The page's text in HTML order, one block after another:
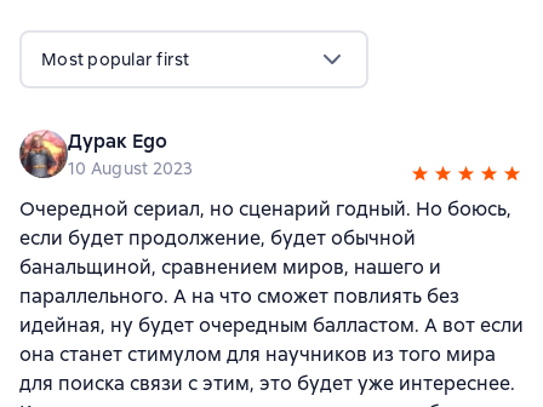
Most popular first
Дурак Ego
10 August 2023
Очередной сериал, но сценарий годный. Но боюсь,
если будет продолжение, будет обычной
банальщиной, сравнением миров, нашего и
параллельного. А на что сможет повлиять без
идейная, ну будет очередным балластом. А вот если
она станет стимулом для научников из того мира
для поиска связи с этим, это будет уже интереснее.